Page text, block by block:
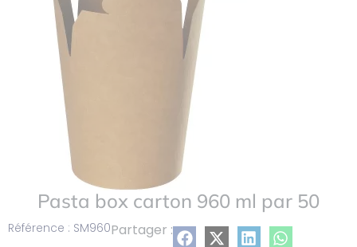
Référence : SM960Partager :
Pasta box carton 960 ml par 50